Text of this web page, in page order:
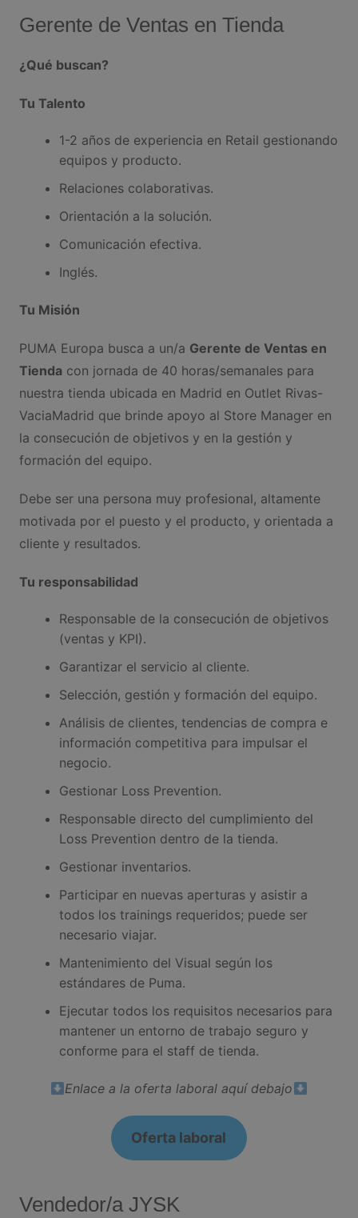
Gerente de Ventas en Tienda
¿Qué buscan?
Tu Talento
1-2 años de experiencia en Retail gestionando
equipos y producto.
Relaciones colaborativas.
Orientación a la solución.
Comunicación efectiva.
Inglés.
Tu Misión
PUMA Europa busca a un/a Gerente de Ventas en
Tiendacon jornada de 40 horas/semanales para
nuestra tienda ubicada en Madrid en Outlet Rivas-
VaciaMadrid que brinde apoyo al Store Manager en
la consecución de objetivos y en la gestión y
formación del equipo.
Debe ser una persona muy profesional, altamente
motivada por el puesto y el producto, y orientada a
cliente y resultados.
Tu responsabilidad
Responsable de la consecución de objetivos
(ventas y KPI).
Garantizar el servicio al cliente.
Selección, gestión y formación del equipo.
Análisis de clientes, tendencias de compra e
información competitiva para impulsar el
negocio.
Gestionar Loss Prevention.
Responsable directo del cumplimiento del
Loss Prevention dentro de la tienda.
Gestionar inventarios.
Participar en nuevas aperturas y asistir a
todos los trainings requeridos; puede ser
necesario viajar.
Mantenimiento del Visual según los
estándares de Puma.
Ejecutar todos los requisitos necesarios para
mantener un entorno de trabajo seguro y
conforme para el staff de tienda.
Enlace a la oferta laboral aquí debajo
Oferta laboral
Vendedor/a JYSK